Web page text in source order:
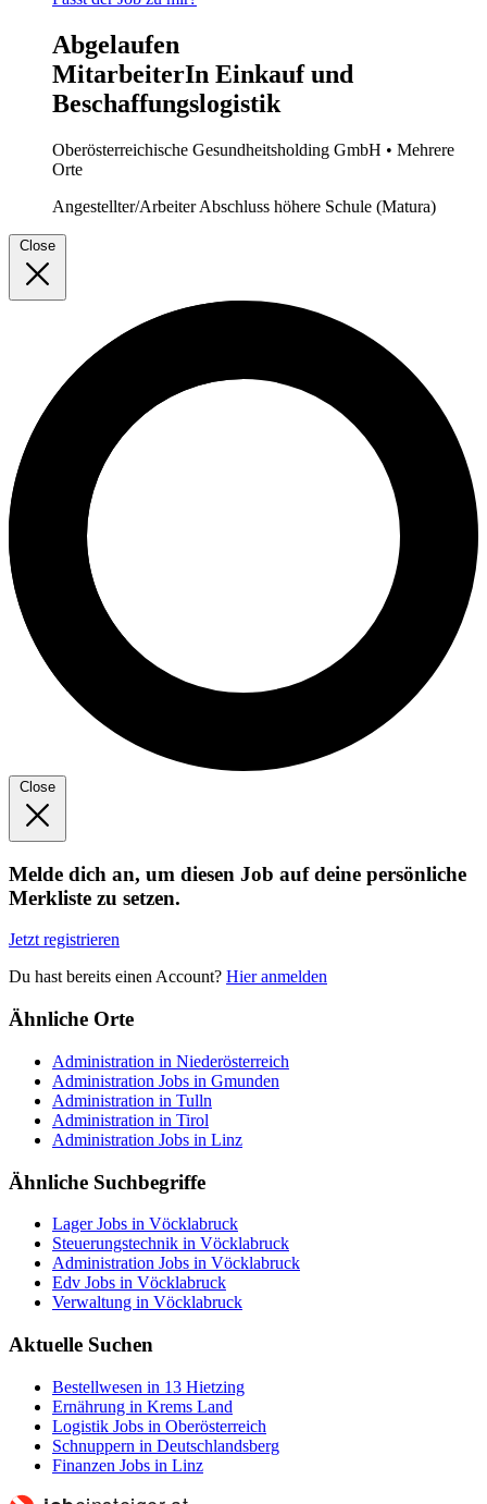
Abgelaufen
MitarbeiterIn Einkauf und
Beschaffungslogistik
Oberösterreichische Gesundheitsholding GmbH • Mehrere
Orte
Angestellter/ArbeiterAbschluss höhere Schule (Matura)
Close
Close
Melde dich an, um diesen Job auf deine persönliche
Merkliste zu setzen.
Jetzt registrieren
Du hast bereits einen Account? Hier anmelden
Ähnliche Orte
Administration in Niederösterreich
Administration Jobs in Gmunden
Administration in Tulln
Administration in Tirol
Administration Jobs in Linz
Ähnliche Suchbegriffe
Lager Jobs in Vöcklabruck
Steuerungstechnik in Vöcklabruck
Administration Jobs in Vöcklabruck
Edv Jobs in Vöcklabruck
Verwaltung in Vöcklabruck
Aktuelle Suchen
Bestellwesen in 13 Hietzing
Ernährung in Krems Land
Logistik Jobs in Oberösterreich
Schnuppern in Deutschlandsberg
Finanzen Jobs in Linz